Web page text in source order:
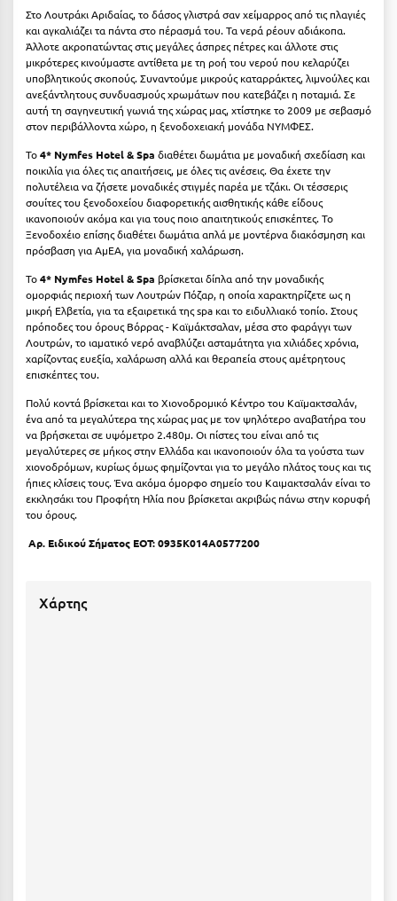
Λασίθι
Λεπτοκαρυά
Λέσβος
Λευκάδα
Λίμνη Πλαστήρα
Λιτόχωρο
Λουτρά Πόζαρ
Λουτρά Υπάτης
Λουτράκι
Λούτσα
Μάνη
Μαραθώνας Αττικής
Μαρώνεια
Μεσσηνία
Στο Λουτράκι Αριδαίας, το δάσος γλιστρά σαν χείμαρρος από τις πλαγιές
και αγκαλιάζει τα πάντα στο πέρασμά του. Τα νερά ρέουν αδιάκοπα.
Άλλοτε ακροπατώντας στις μεγάλες άσπρες πέτρες και άλλοτε στις
μικρότερες κινούμαστε αντίθετα με τη ροή του νερού που κελαρύζει
υποβλητικούς σκοπούς. Συναντούμε μικρούς καταρράκτες, λιμνούλες και
ανεξάντλητους συνδυασμούς χρωμάτων που κατεβάζει η ποταμιά. Σε
αυτή τη σαγηνευτική γωνιά της χώρας μας, χτίστηκε το 2009 με σεβασμό
στον περιβάλλοντα χώρο, η ξενοδοχειακή μονάδα ΝΥΜΦΕΣ.
Το4* Nymfes Hotel & Spa διαθέτει δωμάτια με μοναδική σχεδίαση και
ποικιλία για όλες τις απαιτήσεις, με όλες τις ανέσεις. Θα έχετε την
πολυτέλεια να ζήσετε μοναδικές στιγμές παρέα με τζάκι. Οι τέσσερις
σουίτες του ξενοδοχείου διαφορετικής αισθητικής κάθε είδους
ικανοποιούν ακόμα και για τους ποιο απαιτητικούς επισκέπτες. Το
Ξενοδοχέιο επίσης διαθέτει δωμάτια απλά με μοντέρνα διακόσμηση και
πρόσβαση για ΑμΕΑ, για μοναδική χαλάρωση.
Το4* Nymfes Hotel & Spa βρίσκεται δίπλα από την μοναδικής
ομορφιάς περιοχή των Λουτρών Πόζαρ, η οποία χαρακτηρίζετε ως η
μικρή Ελβετία, για τα εξαιρετικά της spa και το ειδυλλιακό τοπίο. Στους
πρόποδες του όρους Βόρρας - Καϊμάκτσαλαν, μέσα στο φαράγγι των
Λουτρών, το ιαματικό νερό αναβλύζει ασταμάτητα για χιλιάδες χρόνια,
χαρίζοντας ευεξία, χαλάρωση αλλά και θεραπεία στους αμέτρητους
επισκέπτες του.
Πολύ κοντά βρίσκεται και το Χιονοδρομικό Κέντρο του Καϊμακτσαλάν,
ένα από τα μεγαλύτερα της χώρας μας με τον ψηλότερο αναβατήρα του
να βρήσκεται σε υψόμετρο 2.480μ. Οι πίστες του είναι από τις
μεγαλύτερες σε μήκος στην Ελλάδα και ικανοποιούν όλα τα γούστα των
χιονοδρόμων, κυρίως όμως φημίζονται για το μεγάλο πλάτος τους και τις
ήπιες κλίσεις τους. Ένα ακόμα όμορφο σημείο του Καιμακτσαλάν είναι το
εκκλησάκι του Προφήτη Ηλία που βρίσκεται ακριβώς πάνω στην κορυφή
του όρους.
Αρ. Ειδικού Σήματος ΕΟΤ: 0935Κ014Α0577200
Χάρτης